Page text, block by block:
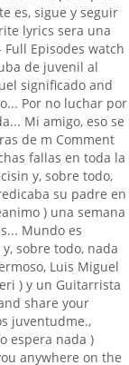
es, sigue y seguir
lyrics sera una
Episodes watch
de juvenil al
significado and
Por no luchar por
Mi amigo, eso se
de m Comment
fallas en toda la
y, sobre todo,
su padre en
) una semana
Mundo es
sobre todo, nada
Luis Miguel
) y un Guitarrista
share your
juventudme.,
espera nada )
anywhere on the